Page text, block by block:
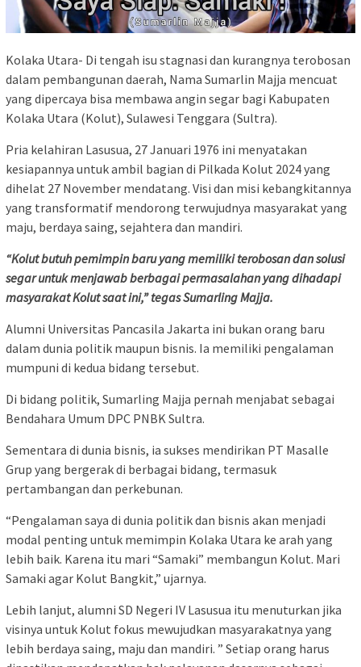
Kolaka Utara- Di tengah isu stagnasi dan kurangnya terobosan
dalam pembangunan daerah, Nama Sumarlin Majja mencuat
yang dipercaya bisa membawa angin segar bagi Kabupaten
Kolaka Utara (Kolut), Sulawesi Tenggara (Sultra).
Pria kelahiran Lasusua, 27 Januari 1976 ini menyatakan
kesiapannya untuk ambil bagian di Pilkada Kolut 2024 yang
dihelat 27 November mendatang. Visi dan misi kebangkitannya
yang transformatif mendorong terwujudnya masyarakat yang
maju, berdaya saing, sejahtera dan mandiri.
“Kolut butuh pemimpin baru yang memiliki terobosan dan solusi
segar untuk menjawab berbagai permasalahan yang dihadapi
masyarakat Kolut saat ini,” tegas Sumarling Majja.
Alumni Universitas Pancasila Jakarta ini bukan orang baru
dalam dunia politik maupun bisnis. Ia memiliki pengalaman
mumpuni di kedua bidang tersebut.
Di bidang politik, Sumarling Majja pernah menjabat sebagai
Bendahara Umum DPC PNBK Sultra.
Sementara di dunia bisnis, ia sukses mendirikan PT Masalle
Grup yang bergerak di berbagai bidang, termasuk
pertambangan dan perkebunan.
“Pengalaman saya di dunia politik dan bisnis akan menjadi
modal penting untuk memimpin Kolaka Utara ke arah yang
lebih baik. Karena itu mari “Samaki” membangun Kolut. Mari
Samaki agar Kolut Bangkit,” ujarnya.
Lebih lanjut, alumni SD Negeri IV Lasusua itu menuturkan jika
visinya untuk Kolut fokus mewujudkan masyarakatnya yang
lebih berdaya saing, maju dan mandiri. ” Setiap orang harus